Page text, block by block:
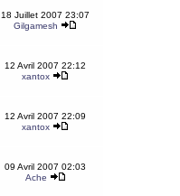
18 Juillet 2007 23:07
Gilgamesh
12 Avril 2007 22:12
xantox
12 Avril 2007 22:09
xantox
09 Avril 2007 02:03
Ache